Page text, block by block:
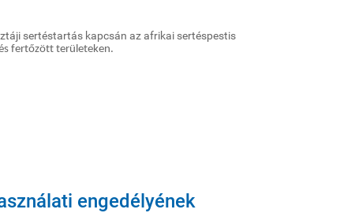
sertéstartás kapcsán az afrikai sertéspestis
fertőzött területeken.
engedélyének